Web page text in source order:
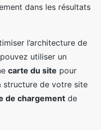
dans les résultats
l’architecture de
utiliser un
carte du site pour
structure de votre site
de chargement de